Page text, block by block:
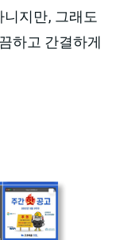
지만, 그래도
하고 간결하게